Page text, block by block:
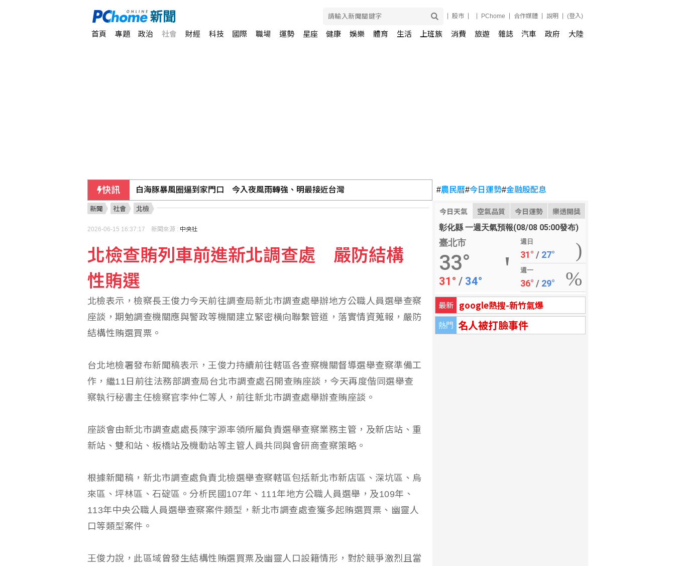
股市 PChome 合作媒體 說明 (登入)
首頁 專題 政治 社會 財經 科技 國際 職場 運勢 星座 健康 娛樂 體育 生活 上班族 消費 旅遊 雜誌 汽車 政府 大陸
快訊 白海豚暴風圈逼到家門口 今入夜風雨轉強、明最接近台灣
U20田徑世錦賽簡子傑3000公尺破全國 列亞洲第6傑
中國產能過剩 新能源汽車相關企業半年註銷7632家
#農民曆#今日運勢#金融股配息
今日天氣 空氣品質 今日運勢 樂透開獎
彰化縣 一週天氣預報(08/08 05:00發布)
臺北市
33°
31° / 34°
週日
31° / 27°
週一
36° / 29°
最新 google熱搜-新竹氣爆
熱門 名人被打臉事件
新聞 社會 北檢
2026-06-15 16:37:17 新聞來源 : 中央社
北檢查賄列車前進新北調查處 嚴防結構
性賄選
北檢表示，檢察長王俊力今天前往調查局新北市調查處舉辦地方公職人員選舉查察
座談，期勉調查機關應與警政等機關建立緊密橫向聯繫管道，落實情資蒐報，嚴防
結構性賄選買票。
台北地檢署發布新聞稿表示，王俊力持續前往轄區各查察機關督導選舉查察準備工
作，繼11日前往法務部調查局台北市調查處召開查賄座談，今天再度偕同選舉查
察執行秘書主任檢察官李仲仁等人，前往新北市調查處舉辦查賄座談。
座談會由新北市調查處處長陳宇源率領所屬負責選舉查察業務主管，及新店站、重
新站、雙和站、板橋站及機動站等主管人員共同與會研商查察策略。
根據新聞稿，新北市調查處負責北檢選舉查察轄區包括新北市新店區、深坑區、烏
來區、坪林區、石碇區。分析民國107年、111年地方公職人員選舉，及109年、
113年中央公職人員選舉查察案件類型，新北市調查處查獲多起賄選買票、幽靈人
口等類型案件。
王俊力說，此區域曾發生結構性賄選買票及幽靈人口設籍情形，對於競爭激烈且當